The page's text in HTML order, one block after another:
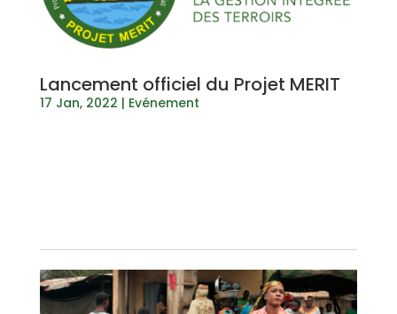
Lancement officiel du Projet MERIT
17 Jan, 2022 | Evénement